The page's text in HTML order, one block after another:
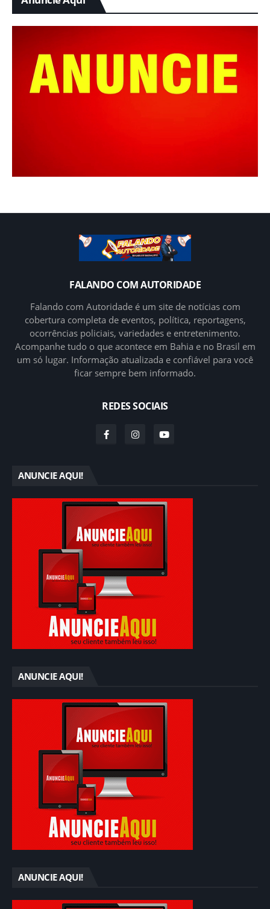
FALANDO COM AUTORIDADE
Falando com Autoridade é um site de notícias com
cobertura completa de eventos, política, reportagens,
ocorrências policiais, variedades e entretenimento.
Acompanhe tudo o que acontece em Bahia e no Brasil em
um só lugar. Informação atualizada e confiável para você
ficar sempre bem informado.
REDES SOCIAIS
ANUNCIE AQUI!
ANUNCIE AQUI!
ANUNCIE AQUI!